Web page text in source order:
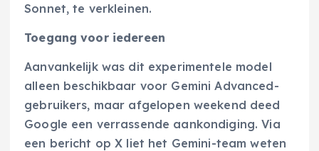
Sonnet, te verkleinen.
Toegang voor iedereen
Aanvankelijk was dit experimentele model
alleen beschikbaar voor Gemini Advanced-
gebruikers, maar afgelopen weekend deed
Google een verrassende aankondiging. Via
een bericht op X liet het Gemini-team weten